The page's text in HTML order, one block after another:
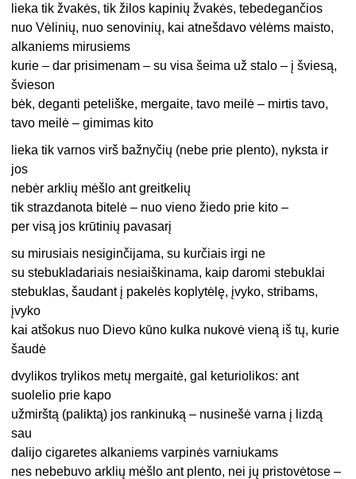
lieka tik žvakės, tik žilos kapinių žvakės, tebedegančios
nuo Vėlinių, nuo senovinių, kai atnešdavo vėlėms maisto,
alkaniems mirusiems
kurie – dar prisimenam – su visa šeima už stalo – į šviesą,
švieson
bėk, deganti peteliške, mergaite, tavo meilė – mirtis tavo,
tavo meilė – gimimas kito
lieka tik varnos virš bažnyčių (nebe prie plento), nyksta ir
jos
nebėr arklių mėšlo ant greitkelių
tik strazdanota bitelė – nuo vieno žiedo prie kito –
per visą jos krūtinių pavasarį
su mirusiais nesiginčijama, su kurčiais irgi ne
su stebukladariais nesiaiškinama, kaip daromi stebuklai
stebuklas, šaudant į pakelės koplytėlę, įvyko, stribams,
įvyko
kai atšokus nuo Dievo kūno kulka nukovė vieną iš tų, kurie
šaudė
dvylikos trylikos metų mergaitė, gal keturiolikos: ant
suolelio prie kapo
užmirštą (paliktą) jos rankinuką – nusinešė varna į lizdą
sau
dalijo cigaretes alkaniems varpinės varniukams
nes nebebuvo arklių mėšlo ant plento, nei jų pristovėtose –